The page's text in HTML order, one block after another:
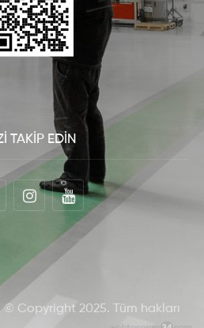
TAKİP EDİN
© Copyright 2025. Tüm hakları